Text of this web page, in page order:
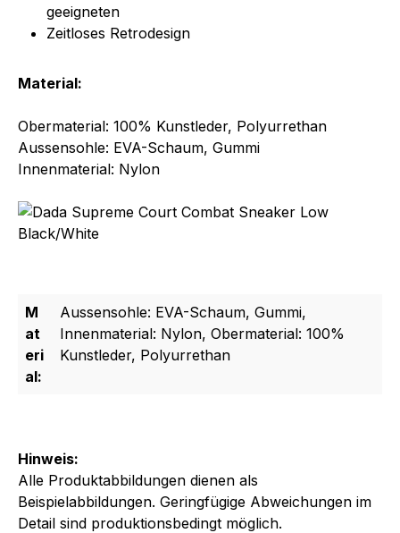
Hinweis:
Alle Produktabbildungen dienen als
Beispielabbildungen. Geringfügige Abweichungen im
Detail sind produktionsbedingt möglich.
geeigneten
Zeitloses Retrodesign
Material:
Obermaterial: 100% Kunstleder, Polyurrethan
Aussensohle: EVA-Schaum, Gummi
Innenmaterial: Nylon
M
at
eri
al:
Aussensohle: EVA-Schaum, Gummi,
Innenmaterial: Nylon, Obermaterial: 100%
Kunstleder, Polyurrethan